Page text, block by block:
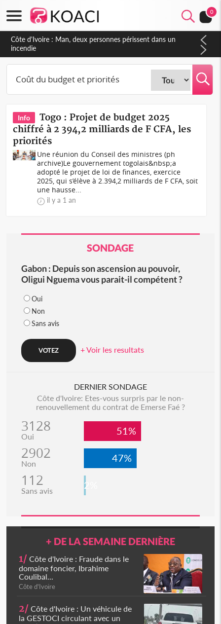
0
Côte d'Ivoire : Man, deux personnes périssent dans un
incendie
Info
Togo : Projet de budget 2025
chiffré à 2 394,2 milliards de F CFA, les
priorités
Une réunion du Conseil des ministres (ph
archive)Le gouvernement togolais&nbsp;a
adopté le projet de loi de finances, exercice
2025, qui s’élève à 2.394,2 milliards de F CFA, soit
une hausse...
il y a 1 an
SONDAGE
Gabon : Depuis son ascension au pouvoir,
Oligui Nguema vous parait-il compétent ?
Oui
Non
Sans avis
+ Voir les resultats
DERNIER SONDAGE
Côte d'Ivoire: Etes-vous surpris par le non-
renouvellement du contrat de Emerse Faé ?
3128
Oui 51%
2902
Non 47%
112
Sans avis 2%
+ DE LA SEMAINE DERNIÈRE
1/ Côte d'Ivoire : Fraude dans le
domaine foncier, Ibrahime
Coulibal...
Côte d'Ivoire
2/ Côte d'Ivoire : Un véhicule de
la GESTOCI circulant avec un